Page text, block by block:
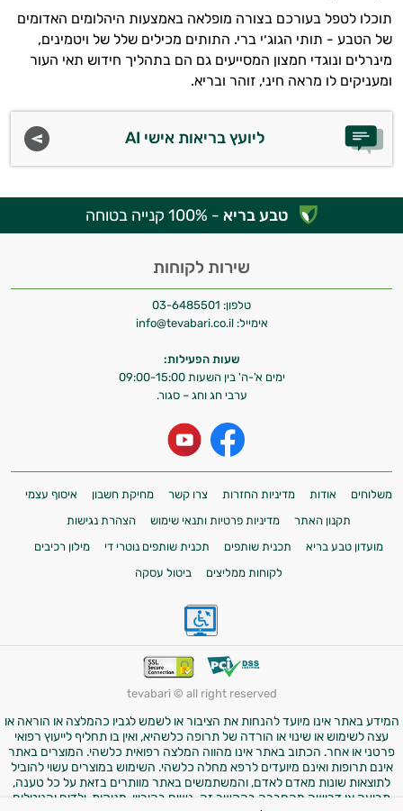
תוכלו לטפל בעורכם בצורה מופלאה באמצעות היהלומים האדומים
של הטבע - תותי הגוג׳י ברי. התותים מכילים שלל של ויטמינים,
מינרלים ונוגדי חמצון המסייעים גם הם בתהליך חידוש תאי העור
ומעניקים לו מראה חיני, זוהר ובריא.
ליועץ בריאות אישי AI
טבע בריא - 100% קנייה בטוחה
שירות לקוחות
טלפון: 03-6485501
אימייל: info@tevabari.co.il
שעות הפעילות:
ימים א'-ה' בין השעות 09:00-15:00
ערבי חג וחג – סגור.
משלוחים אודות מדיניות החזרות צרו קשר מחיקת חשבון
איסוף עצמי
תקנון האתר
מדיניות פרטיות ותנאי שימוש
הצהרת נגישות
מועדון טבע בריא
תכנית שותפים תכנית שותפים נוטרי די
מילון רכיבים
לקוחות ממליצים
ביטול עסקה
tevabari © all right reserved
המידע באתר אינו מיועד להנחות את הציבור או לשמש לגביו כהמלצה או הוראה או
עצה לשימוש או שינוי או הורדה של תרופה כלשהיא, ואין בו תחליף לייעוץ רפואי
פרטני או אחר. הכתוב באתר אינו מהווה המלצה רפואית כלשהי. המוצרים באתר
אינם תרופות ואינם מיועדים לרפא מחלה כלשהי. השימוש במוצרים עשוי להוביל
לתוצאות שונות מאדם לאדם, והמשתמשים באתר מוותרים בזאת על כל טענה,
תביעה או דרישה מהחברה בהקשר זה. נשים בהיריון, מניקות, ילדים והנוטלים